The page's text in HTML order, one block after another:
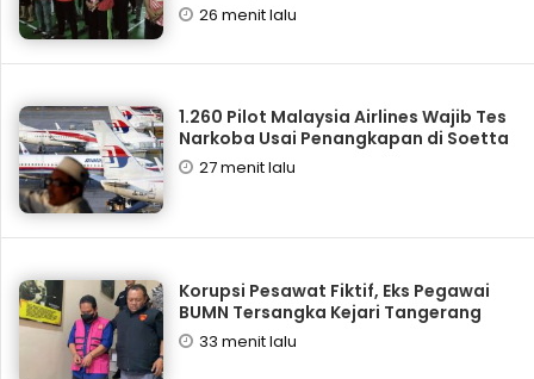
26 menit lalu
1.260 Pilot Malaysia Airlines Wajib Tes
Narkoba Usai Penangkapan di Soetta
27 menit lalu
Korupsi Pesawat Fiktif, Eks Pegawai
BUMN Tersangka Kejari Tangerang
33 menit lalu